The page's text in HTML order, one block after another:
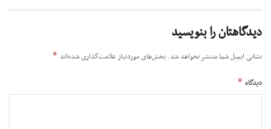
دیدگاهتان را بنویسید
نشانی ایمیل شما منتشر نخواهد شد. بخش‌های موردنیاز علامت‌گذاری شده‌اند *
دیدگاه *